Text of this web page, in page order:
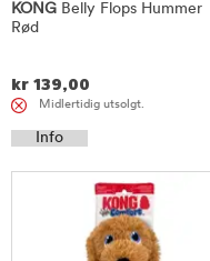
KONG Belly Flops Hummer
Rød
kr 139,00
Midlertidig utsolgt.
Info